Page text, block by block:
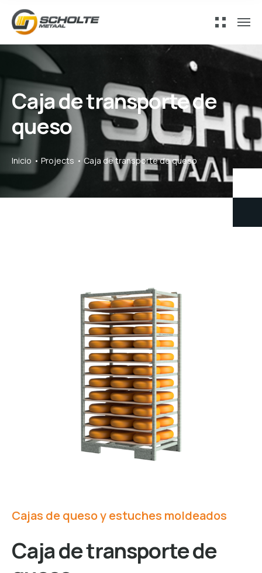
Caja de transporte de
queso
Inicio Projects Caja de transporte de queso
Cajas de queso y estuches moldeados
Caja de transporte de